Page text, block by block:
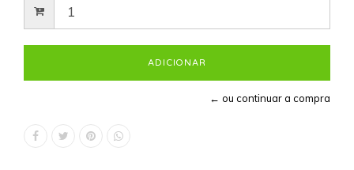
← ou continuar a compra